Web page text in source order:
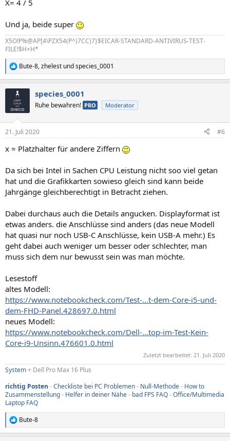
X= 4 / 5
Und ja, beide super
X5O!P%@AP[4\PZX54(P^)7CC)7}$EICAR-STANDARD-ANTIVIRUS-TEST-
FILE!$H+H*
R
e
e
:
Bute-8,zhelest undspecies_0001
species_0001
Ruhe bewahren! PRO Moderator
21. Juli 2020 #6
x = Platzhalter für andere Ziffern
Da sich bei Intel in Sachen CPU Leistung nicht soo viel getan
hat und die Grafikkarten sowieso gleich sind kann beide
Jahrgänge gleichberechtigt in Betracht ziehen.
Dabei durchaus auch die Details angucken. Displayformat ist
etwas anders. die Anschlüsse sind anders (das neue Modell
hat quasi nur noch USB-C Anschlüsse, kein USB-A mehr.) Es
geht dabei auch weniger um besser oder schlechter, man
muss sich dem nur bewusst sein was man möchte.
Lesestoff
altes Modell:
https://www.notebookcheck.com/Test-...t-dem-Core-i5-und-
dem-FHD-Panel.428697.0.html
neues Modell:
https://www.notebookcheck.com/Dell-...top-im-Test-Kein-
Core-i9-Unsinn.476601.0.html
Zuletzt bearbeitet: 21. Juli 2020
System+ Dell Pro Max 16 Plus
richtig Posten -Checkliste bei PC Problemen- Null-Methode- How to
Zusammenstellung- Helfer in deiner Nähe- bad FPS FAQ-Office/Multimedia
Laptop FAQ
R
e
Bute-8